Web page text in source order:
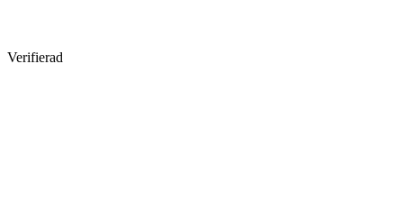
Verifierad